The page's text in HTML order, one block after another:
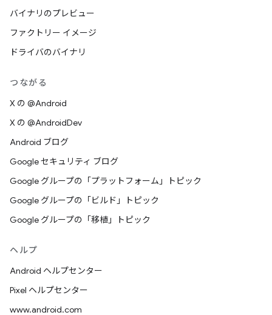
バイナリのプレビュー
ファクトリー イメージ
ドライバのバイナリ
つながる
X の @Android
X の @AndroidDev
Android ブログ
Google セキュリティ ブログ
Google グループの「プラットフォーム」トピック
Google グループの「ビルド」トピック
Google グループの「移植」トピック
ヘルプ
Android ヘルプセンター
Pixel ヘルプセンター
www.android.com